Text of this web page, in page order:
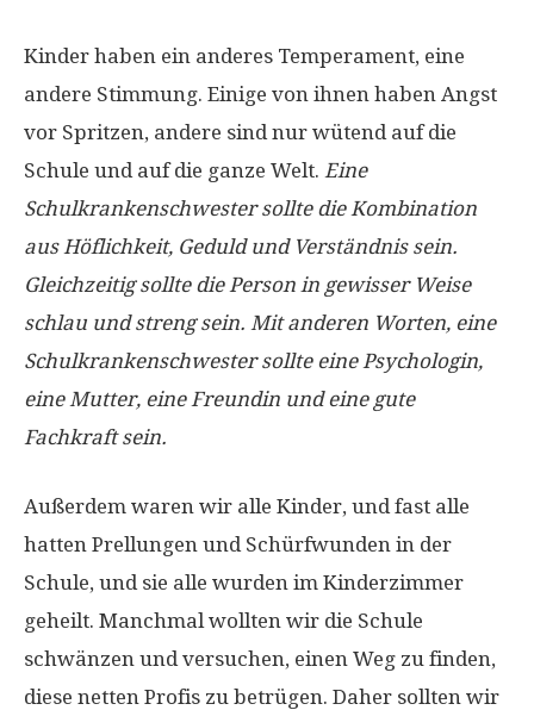
Kinder haben ein anderes Temperament, eine
andere Stimmung. Einige von ihnen haben Angst
vor Spritzen, andere sind nur wütend auf die
Schule und auf die ganze Welt. Eine
Schulkrankenschwester sollte die Kombination
aus Höflichkeit, Geduld und Verständnis sein.
Gleichzeitig sollte die Person in gewisser Weise
schlau und streng sein. Mit anderen Worten, eine
Schulkrankenschwester sollte eine Psychologin,
eine Mutter, eine Freundin und eine gute
Fachkraft sein.
Außerdem waren wir alle Kinder, und fast alle
hatten Prellungen und Schürfwunden in der
Schule, und sie alle wurden im Kinderzimmer
geheilt. Manchmal wollten wir die Schule
schwänzen und versuchen, einen Weg zu finden,
diese netten Profis zu betrügen. Daher sollten wir